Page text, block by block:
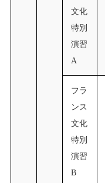
文化
特別
演習
A
フラ
ンス
文化
特別
演習
B